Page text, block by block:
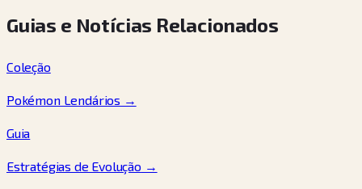
Guias e Notícias Relacionados
Coleção
Pokémon Lendários →
Guia
Estratégias de Evolução →